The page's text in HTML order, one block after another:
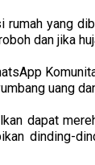
yang
dan jika
uang
dapat
dinding-